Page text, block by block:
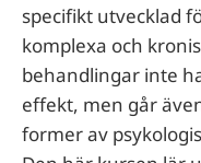
specifikt utvecklad
komplexa och
behandlingar inte
effekt, men går
former av